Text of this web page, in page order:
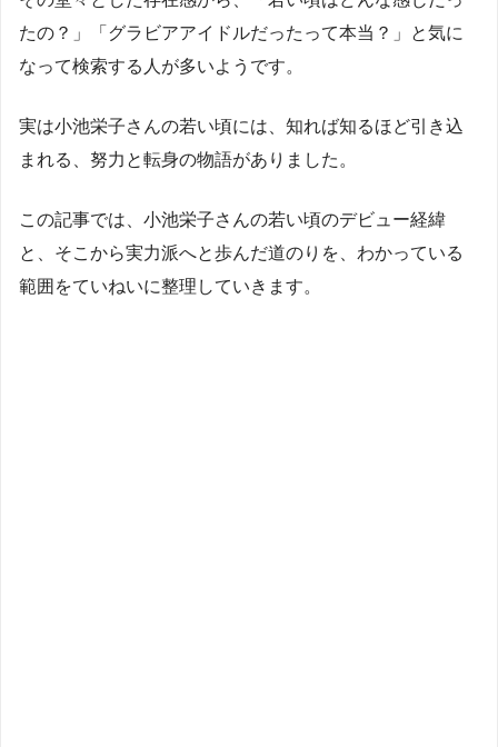
たの？」「グラビアアイドルだったって本当？」と気に
なって検索する人が多いようです。
実は小池栄子さんの若い頃には、知れば知るほど引き込
まれる、努力と転身の物語がありました。
この記事では、小池栄子さんの若い頃のデビュー経緯
と、そこから実力派へと歩んだ道のりを、わかっている
範囲をていねいに整理していきます。